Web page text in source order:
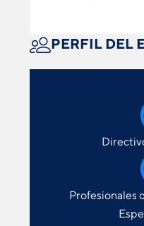
PERFIL DEL
Profesionales